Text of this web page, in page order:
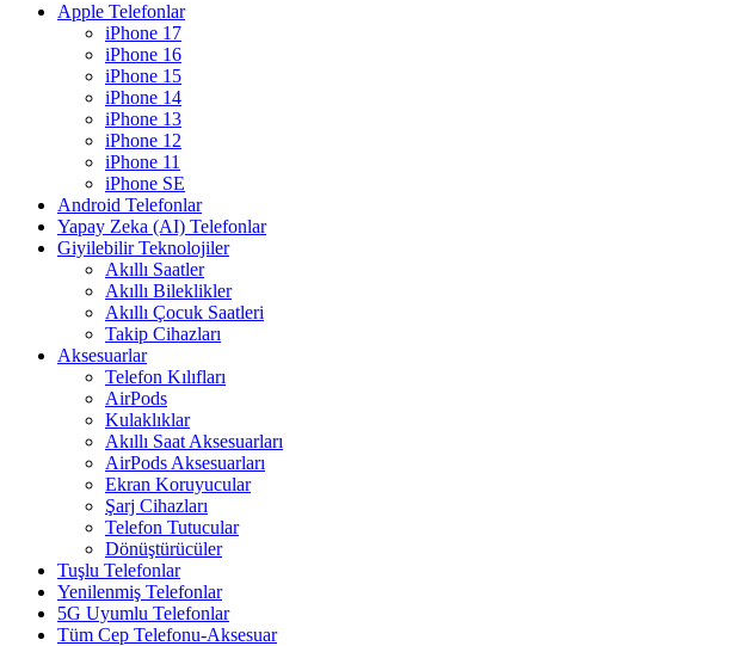
Apple Telefonlar
iPhone 17
iPhone 16
iPhone 15
iPhone 14
iPhone 13
iPhone 12
iPhone 11
iPhone SE
Android Telefonlar
Yapay Zeka (AI) Telefonlar
Giyilebilir Teknolojiler
Akıllı Saatler
Akıllı Bileklikler
Akıllı Çocuk Saatleri
Takip Cihazları
Aksesuarlar
Telefon Kılıfları
AirPods
Kulaklıklar
Akıllı Saat Aksesuarları
AirPods Aksesuarları
Ekran Koruyucular
Şarj Cihazları
Telefon Tutucular
Dönüştürücüler
Tuşlu Telefonlar
Yenilenmiş Telefonlar
5G Uyumlu Telefonlar
Tüm Cep Telefonu-Aksesuar